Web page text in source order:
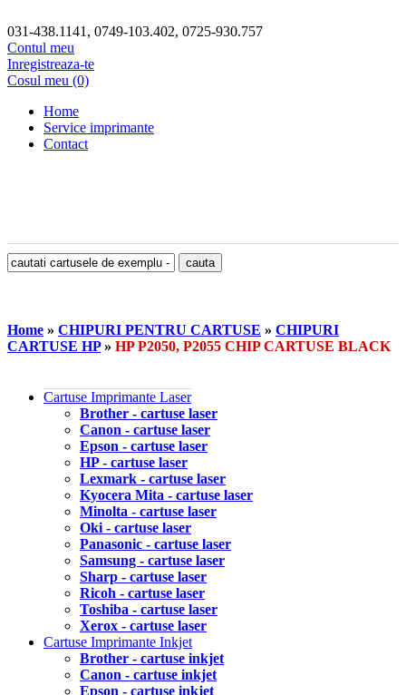
031-438.1141, 0749-103.402, 0725-930.757
Contul meu
Inregistreaza-te
Cosul meu (0)
Home
Service imprimante
Contact
Home » CHIPURI PENTRU CARTUSE » CHIPURI
CARTUSE HP» HP P2050, P2055 CHIP CARTUSE BLACK
Cartuse Imprimante Laser
Brother - cartuse laser
Canon - cartuse laser
Epson - cartuse laser
HP - cartuse laser
Lexmark - cartuse laser
Kyocera Mita - cartuse laser
Minolta - cartuse laser
Oki - cartuse laser
Panasonic - cartuse laser
Samsung - cartuse laser
Sharp - cartuse laser
Ricoh - cartuse laser
Toshiba - cartuse laser
Xerox - cartuse laser
Cartuse Imprimante Inkjet
Brother - cartuse inkjet
Canon - cartuse inkjet
Epson - cartuse inkjet